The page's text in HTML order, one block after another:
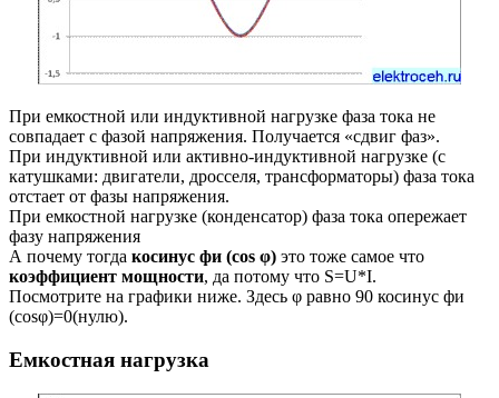
При емкостной или индуктивной нагрузке фаза тока не
совпадает с фазой напряжения. Получается «сдвиг фаз».
При индуктивной или активно-индуктивной нагрузке (с
катушками: двигатели, дросселя, трансформаторы) фаза тока
отстает от фазы напряжения.
При емкостной нагрузке (конденсатор) фаза тока опережает
фазу напряжения
А почему тогда косинус фи (cos φ) это тоже самое что
коэффициент мощности, да потому что S=U*I.
Посмотрите на графики ниже. Здесь φ равно 90 косинус фи
(cosφ)=0(нулю).
Емкостная нагрузка